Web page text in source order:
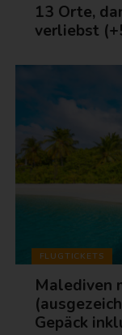
13 Orte,
verliebst
FLUGTICKETS
Malediven
Gepäck